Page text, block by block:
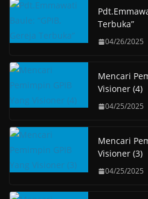
Terbuka”
04/26/2025
Mencari
Visioner (4)
04/25/2025
Mencari
Visioner (3)
04/25/2025